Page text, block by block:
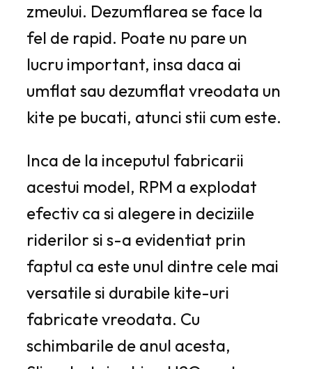
zmeului. Dezumflarea se face la
fel de rapid. Poate nu pare un
lucru important, insa daca ai
umflat sau dezumflat vreodata un
kite pe bucati, atunci stii cum este.
Inca de la inceputul fabricarii
acestui model, RPM a explodat
efectiv ca si alegere in deciziile
riderilor si s-a evidentiat prin
faptul ca este unul dintre cele mai
versatile si durabile kite-uri
fabricate vreodata. Cu
schimbarile de anul acesta,